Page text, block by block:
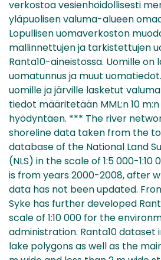
verkostoa vesienhoidollisesti
yläpuolisen valuma-alueen
Lopullisen uomaverkoston
mallinnettujen ja tarkistettujen
Ranta10-aineistossa. Uomille on
uomatunnus ja muut
uomille ja järville lasketut
tiedot määritetään MML:n 10
hyödyntäen. *** The river
shoreline data taken from the
database of the National Land
(NLS) in the scale of 1:5 000-
is from years 2000-2008, after
data has not been updated.
Syke has further developed
scale of 1:10 000 for the
administration. Ranta10 dataset
lake polygons as well as the